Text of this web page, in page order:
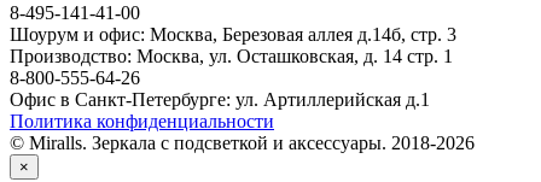
8-495-141-41-00
Шоурум и офис: Москва, Березовая аллея д.14б, стр. 3
Производство: Москва, ул. Осташковская, д. 14 стр. 1
8-800-555-64-26
Офис в Санкт-Петербурге: ул. Артиллерийская д.1
Политика конфиденциальности
© Miralls. Зеркала с подсветкой и аксессуары. 2018-2026
×